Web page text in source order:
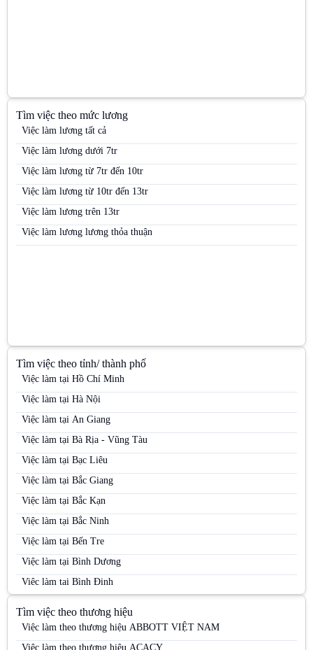
Việc làm Trưng bày
Việc làm Trưởng nhóm kinh doanh (Sales Team Leader)
Việc làm Trưởng nhóm PG
Việc làm Việc làm kho vận
Việc làm Việc làm sinh viên
Việc làm Việc làm thời vụ
Việc làm Việc làm văn phòng
Tìm việc theo mức lương
Việc làm lương tất cả
Việc làm lương dưới 7tr
Việc làm lương từ 7tr đến 10tr
Việc làm lương từ 10tr đến 13tr
Việc làm lương trên 13tr
Việc làm lương lương thỏa thuận
Tìm việc theo tỉnh/ thành phố
Việc làm tại Hồ Chí Minh
Việc làm tại Hà Nội
Việc làm tại An Giang
Việc làm tại Bà Rịa - Vũng Tàu
Việc làm tại Bạc Liêu
Việc làm tại Bắc Giang
Việc làm tại Bắc Kạn
Việc làm tại Bắc Ninh
Việc làm tại Bến Tre
Việc làm tại Bình Dương
Việc làm tại Bình Định
Việc làm tại Bình Thuận
Việc làm tại Cà Mau
Tìm việc theo thương hiệu
Việc làm theo thương hiệu ABBOTT VIỆT NAM
Việc làm theo thương hiệu ACACY